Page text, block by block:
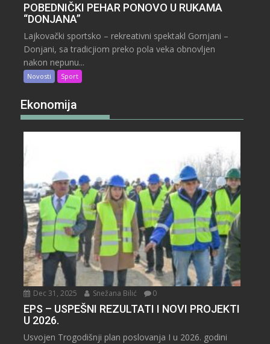
POBEDNIČKI PEHAR PONOVO U RUKAMA
“DONJANA”
Lajkovački sportsko – rekreativni spektakl Gornjani –
Donjani, sa tradicjiom preko pola veka obnovljen
nakon nepunu...
Novosti Sport
Ekonomija
Dec 31, 2025 Snežana Bilić 0
EPS – USPEŠNI REZULTATI I NOVI PROJEKTI
U 2026.
Usvojen Trogodišnji plan poslovanja I u 2026. godini